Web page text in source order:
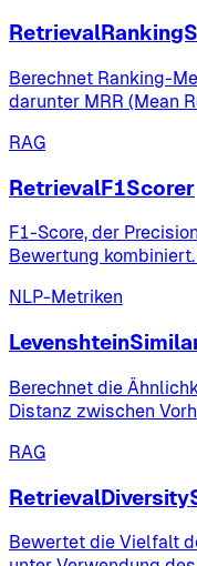
Berechnet Ranking-
darunter MRR (Mean
RAG
RetrievalF1Scorer
F1-Score, der
Bewertung
NLP-Metriken
Berechnet die
Distanz zwischen
RAG
Bewertet die Vielfalt